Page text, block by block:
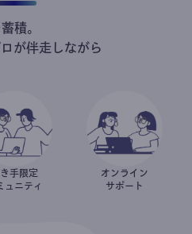
積。
が伴走しながら
手限定
ュニティ
オンライン
サポート